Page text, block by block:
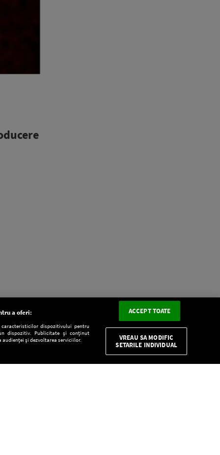
CONFIDENŢIALITATE
a oferi:
dispozitivului pentru
dispozitiv. Publicitate și conținut
și dezvoltarea serviciilor.
ACCEPT TOATE
VREAU SA MODIFIC
SETARILE INDIVIDUAL